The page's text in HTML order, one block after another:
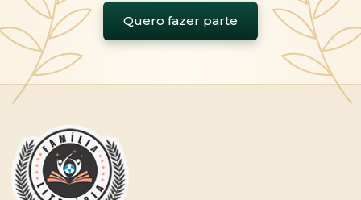
Quero fazer parte